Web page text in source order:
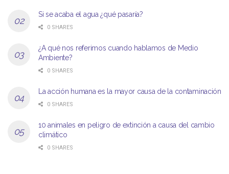
Si se acaba el agua ¿qué pasaría?
0 SHARES
¿A qué nos referimos cuando hablamos de Medio
Ambiente?
0 SHARES
La acción humana es la mayor causa de la contaminación
0 SHARES
10 animales en peligro de extinción a causa del cambio
climático
0 SHARES